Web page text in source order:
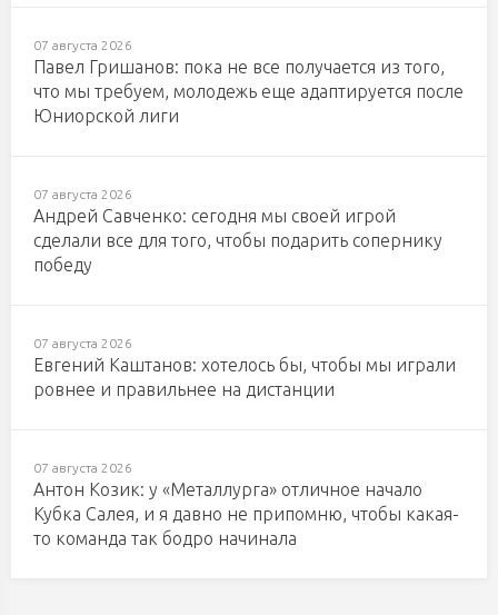
07 августа 2026
Павел Гришанов: пока не все получается из того,
что мы требуем, молодежь еще адаптируется после
Юниорской лиги
07 августа 2026
Андрей Савченко: сегодня мы своей игрой
сделали все для того, чтобы подарить сопернику
победу
07 августа 2026
Евгений Каштанов: хотелось бы, чтобы мы играли
ровнее и правильнее на дистанции
07 августа 2026
Антон Козик: у «Металлурга» отличное начало
Кубка Салея, и я давно не припомню, чтобы какая-
то команда так бодро начинала